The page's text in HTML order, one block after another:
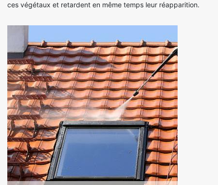
ces végétaux et retardent en même temps leur réapparition.